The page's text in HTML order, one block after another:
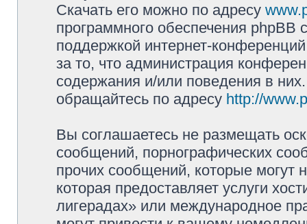
Скачать его можно по адресу
программного обеспечения phpBB
поддержкой интернет-
за то, что администрация
содержания и/или поведения в
обращайтесь по адресу http://
Вы соглашаетесь не размещать
сообщений, порнографических
прочих сообщений, которые могут
которая предоставляет услуги
лигерадах» или международное